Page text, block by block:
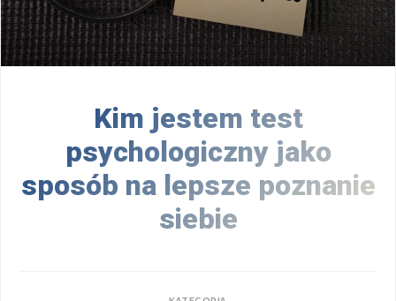
Kim jestem test
psychologiczny jako
sposób na lepsze poznanie
siebie